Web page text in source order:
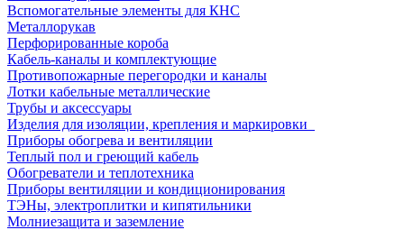
Вспомогательные элементы для КНС
Металлорукав
Перфорированные короба
Кабель-каналы и комплектующие
Противопожарные перегородки и каналы
Лотки кабельные металлические
Трубы и аксессуары
Изделия для изоляции, крепления и маркировки
Приборы обогрева и вентиляции
Теплый пол и греющий кабель
Обогреватели и теплотехника
Приборы вентиляции и кондиционирования
ТЭНы, электроплитки и кипятильники
Молниезащита и заземление